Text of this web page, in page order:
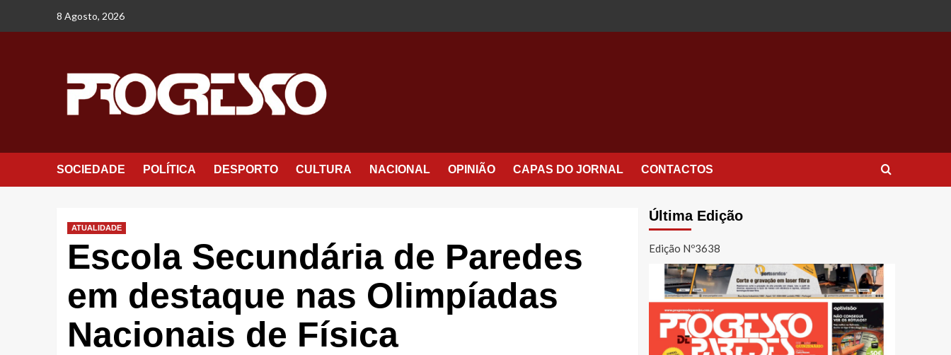
8 Agosto, 2026
SOCIEDADE POLÍTICA DESPORTO CULTURA NACIONAL OPINIÃO CAPAS DO JORNAL CONTACTOS
ATUALIDADE
Escola Secundária de Paredes
em destaque nas Olimpíadas
Nacionais de Física
Última Edição
Edição Nº3638